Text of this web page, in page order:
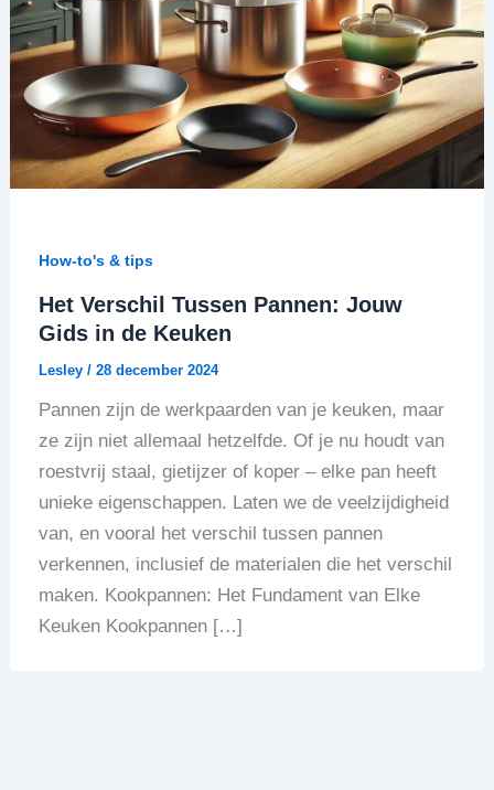
How-to's & tips
Het Verschil Tussen Pannen: Jouw
Gids in de Keuken
Lesley / 28 december 2024
Pannen zijn de werkpaarden van je keuken, maar
ze zijn niet allemaal hetzelfde. Of je nu houdt van
roestvrij staal, gietijzer of koper – elke pan heeft
unieke eigenschappen. Laten we de veelzijdigheid
van, en vooral het verschil tussen pannen
verkennen, inclusief de materialen die het verschil
maken. Kookpannen: Het Fundament van Elke
Keuken Kookpannen […]